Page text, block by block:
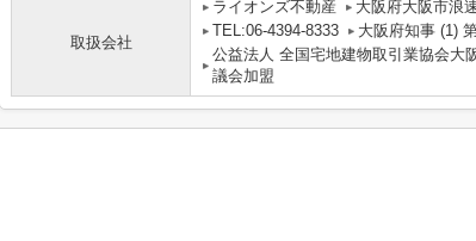
取扱会社
ライオンズ不動産
大阪府大阪市浪
TEL:06-4394-8333
大阪府知事 (1)
公益法人 全国宅地建物取引業協会大
議会加盟